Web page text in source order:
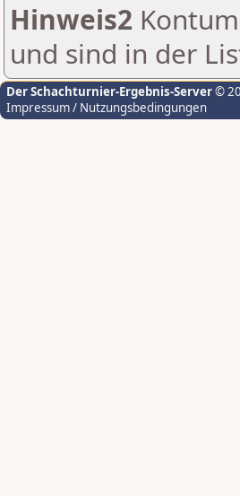
Hinweis2
und sind in der
Der Schachturnier-Ergebnis-Server©
Impressum / Nutzungsbedingungen